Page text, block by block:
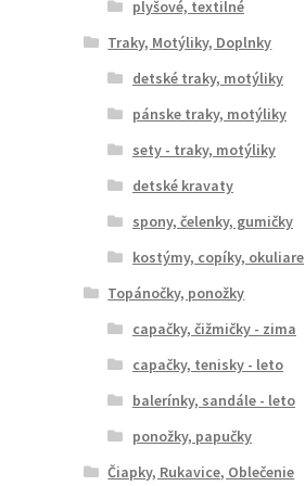
plyšové, textilné
Traky, Motýliky, Doplnky
detské traky, motýliky
pánske traky, motýliky
sety - traky, motýliky
detské kravaty
spony, čelenky, gumičky
kostýmy, copíky, okuliare
Topánočky, ponožky
capačky, čižmičky - zima
capačky, tenisky - leto
balerínky, sandále - leto
ponožky, papučky
Čiapky, Rukavice, Oblečenie